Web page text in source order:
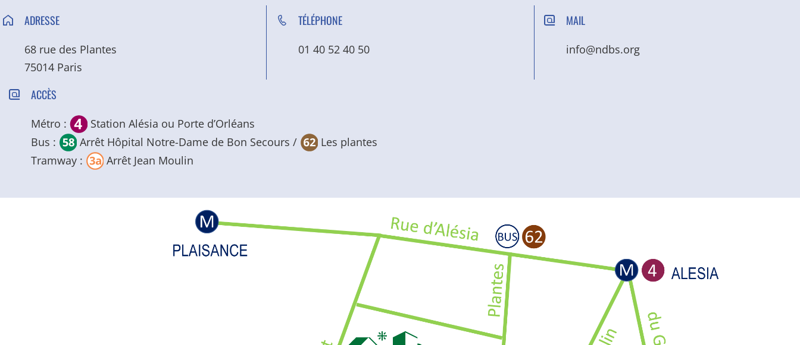
ADRESSE
68 rue des Plantes
75014 Paris
TÉLÉPHONE
01 40 52 40 50
MAIL
info@ndbs.org
ACCÈS
Métro :
Station Alésia ou Porte d’Orléans
Bus :
Arrêt Hôpital Notre-Dame de Bon Secours /
Les plantes
Tramway :
Arrêt Jean Moulin